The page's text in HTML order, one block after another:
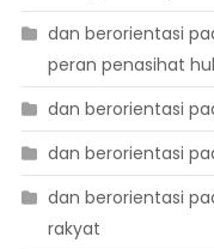
dan berorientasi
peran penasihat
dan berorientasi
dan berorientasi
dan berorientasi
rakyat